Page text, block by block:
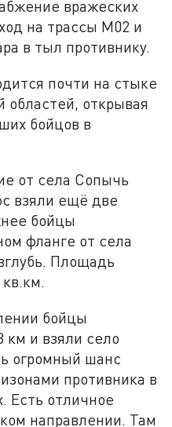
вражеских
на трассы М02 и
в тыл противнику.
почти на стыке
областей, открывая
бойцов в
от села Сопычь
взяли ещё две
бойцы
фланге от села
Площадь
бойцы
км и взяли село
огромный шанс
противника в
Есть отличное
направлении. Там